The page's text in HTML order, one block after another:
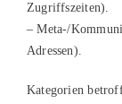
Zugriffszeiten).
– Meta-/
Adressen).
Kategorien